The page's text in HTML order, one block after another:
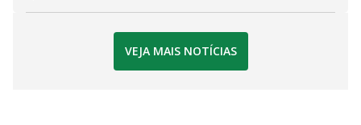
VEJA MAIS NOTÍCIAS